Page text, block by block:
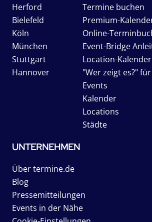
Herford
Bielefeld
Köln
München
Stuttgart
Hannover
Termine buchen
Premium-
Online-
Event-Bridge
Location-Kalender
"Wer zeigt es?"
Events
Kalender
Locations
Städte
UNTERNEHMEN
Über termine.de
Blog
Pressemitteilungen
Events in der Nähe